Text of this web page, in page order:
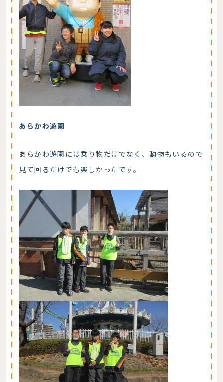
あらかわ遊園
あらかわ遊園には乗り物だけでなく、動物もいるので
見て回るだけでも楽しかったです。